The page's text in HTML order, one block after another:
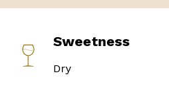
Sweetness
Dry